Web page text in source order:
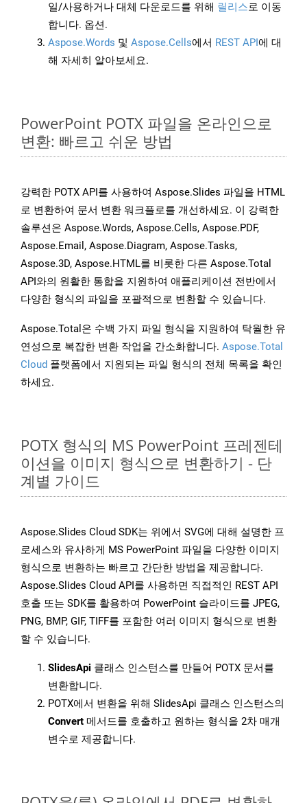
일/사용하거나 대체 다운로드를 위해 릴리스로 이동
합니다. 옵션.
Aspose.Words 및 Aspose.Cells에서 REST API에 대
해 자세히 알아보세요.
PowerPoint POTX 파일을 온라인으로
변환: 빠르고 쉬운 방법
강력한 POTX API를 사용하여 Aspose.Slides 파일을 HTML
로 변환하여 문서 변환 워크플로를 개선하세요. 이 강력한
솔루션은 Aspose.Words, Aspose.Cells, Aspose.PDF,
Aspose.Email, Aspose.Diagram, Aspose.Tasks,
Aspose.3D, Aspose.HTML를 비롯한 다른 Aspose.Total
API와의 원활한 통합을 지원하여 애플리케이션 전반에서
다양한 형식의 파일을 포괄적으로 변환할 수 있습니다.
Aspose.Total은 수백 가지 파일 형식을 지원하여 탁월한 유
연성으로 복잡한 변환 작업을 간소화합니다. Aspose.Total
Cloud 플랫폼에서 지원되는 파일 형식의 전체 목록을 확인
하세요.
POTX 형식의 MS PowerPoint 프레젠테
이션을 이미지 형식으로 변환하기 - 단
계별 가이드
Aspose.Slides Cloud SDK는 위에서 SVG에 대해 설명한 프
로세스와 유사하게 MS PowerPoint 파일을 다양한 이미지
형식으로 변환하는 빠르고 간단한 방법을 제공합니다.
Aspose.Slides Cloud API를 사용하면 직접적인 REST API
호출 또는 SDK를 활용하여 PowerPoint 슬라이드를 JPEG,
PNG, BMP, GIF, TIFF를 포함한 여러 이미지 형식으로 변환
할 수 있습니다.
SlidesApi 클래스 인스턴스를 만들어 POTX 문서를
변환합니다.
POTX에서 변환을 위해 SlidesApi 클래스 인스턴스의
Convert 메서드를 호출하고 원하는 형식을 2차 매개
변수로 제공합니다.